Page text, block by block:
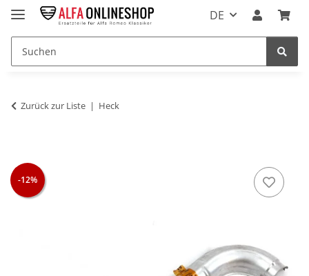
DE
Zurück zur Liste Heck
-12%